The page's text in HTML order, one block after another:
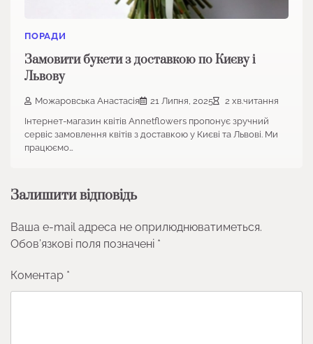
ПОРАДИ
Замовити букети з доставкою по Києву і
Львову
Можаровська Анастасія 21 Липня, 2025
2 хв.читання
Інтернет-магазин квітів Annetflowers пропонує зручний
сервіс замовлення квітів з доставкою у Києві та Львові. Ми
працюємо…
Залишити відповідь
Ваша e-mail адреса не оприлюднюватиметься.
Обов’язкові поля позначені *
Коментар *